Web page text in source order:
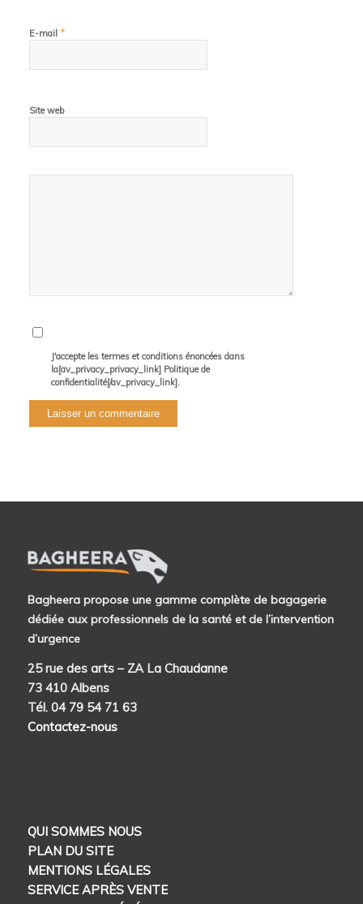
E-mail *
Site web
J'accepte les termes et conditions énoncées dans
la[av_privacy_privacy_link] Politique de
confidentialité[/av_privacy_link].
Bagheera propose une gamme complète de bagagerie
dédiée aux professionnels de la santé et de l’intervention
d’urgence
25 rue des arts – ZA La Chaudanne
73 410 Albens
Tél. 04 79 54 71 63
Contactez-nous
QUI SOMMES NOUS
PLAN DU SITE
MENTIONS LÉGALES
SERVICE APRÈS VENTE